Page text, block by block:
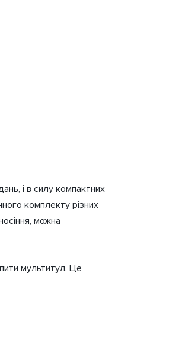
і в силу компактних
комплекту різних
можна
мультитул. Це